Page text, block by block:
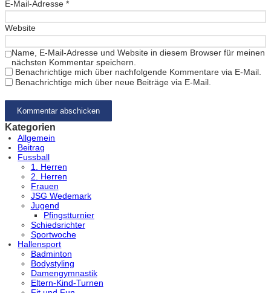
E-Mail-Adresse *
Website
Name, E-Mail-Adresse und Website in diesem Browser für meinen
nächsten Kommentar speichern.
Benachrichtige mich über nachfolgende Kommentare via E-Mail.
Benachrichtige mich über neue Beiträge via E-Mail.
Kategorien
Allgemein
Beitrag
Fussball
1. Herren
2. Herren
Frauen
JSG Wedemark
Jugend
Pfingstturnier
Schiedsrichter
Sportwoche
Hallensport
Badminton
Bodystyling
Damengymnastik
Eltern-Kind-Turnen